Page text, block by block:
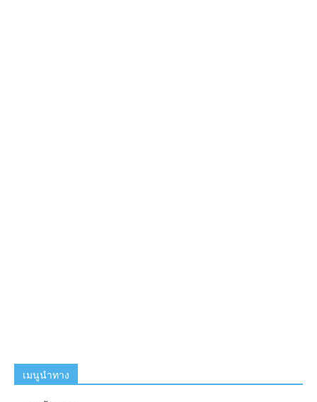
เมนูนำทาง